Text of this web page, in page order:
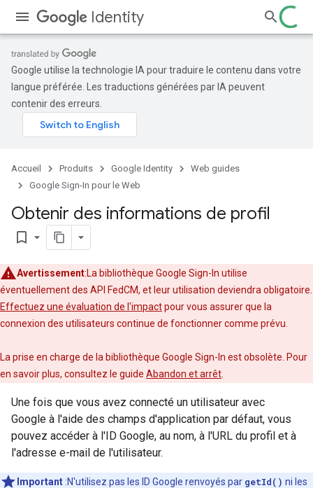
Identity
Google utilise la technologie IA pour traduire le contenu dans votre
langue préférée. Les traductions générées par IA peuvent
contenir des erreurs.
Accueil Produits Google Identity
Web guides
Google Sign-In pour le Web
Obtenir des informations de profil
bookmark_border
Avertissement:La bibliothèque Google Sign-In utilise
éventuellement des API FedCM, et leur utilisation deviendra obligatoire.
Effectuez une évaluation de l'impactpour vous assurer que la
connexion des utilisateurs continue de fonctionner comme prévu.
La prise en charge de la bibliothèque Google Sign-In est obsolète. Pour
en savoir plus, consultez le guide Abandon et arrêt
Une fois que vous avez connecté un utilisateur avec
Google à l'aide des champs d'application par défaut, vous
pouvez accéder à l'ID Google, au nom, à l'URL du profil et à
l'adresse e-mail de l'utilisateur.
Important :N'utilisez pas les ID Google renvoyés par getId() ni les